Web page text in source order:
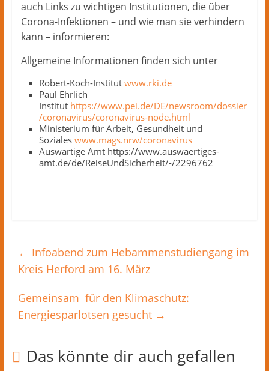
auch Links zu wichtigen Institutionen, die über
Corona-Infektionen – und wie man sie verhindern
kann – informieren:
Allgemeine Informationen finden sich unter
Robert-Koch-Institut www.rki.de
Paul Ehrlich
Institut https://www.pei.de/DE/newsroom/dossier
/coronavirus/coronavirus-node.html
Ministerium für Arbeit, Gesundheit und
Soziales www.mags.nrw/coronavirus
Auswärtige Amt https://www.auswaertiges-
amt.de/de/ReiseUndSicherheit/-/2296762
← Infoabend zum Hebammenstudiengang im
Kreis Herford am 16. März
Gemeinsam für den Klimaschutz:
Energiesparlotsen gesucht →
Das könnte dir auch gefallen